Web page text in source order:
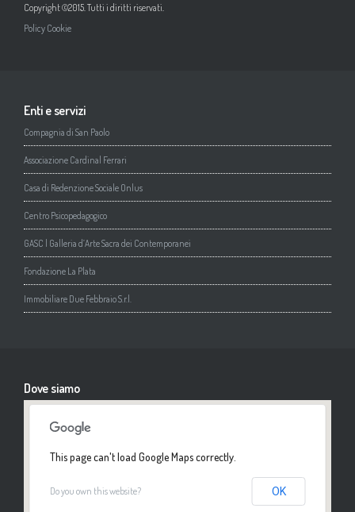
Copyright ©2015. Tutti i diritti riservati.
Policy Cookie
Enti e servizi
Compagnia di San Paolo
Associazione Cardinal Ferrari
Casa di Redenzione Sociale Onlus
Centro Psicopedagogico
GASC | Galleria d’Arte Sacra dei Contemporanei
Fondazione La Plata
Immobiliare Due Febbraio S.r.l.
Dove siamo
This page can't load Google Maps correctly.
Do you own this website? OK